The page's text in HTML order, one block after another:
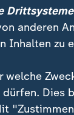
anderen
Inhalten zu
welche
Dies